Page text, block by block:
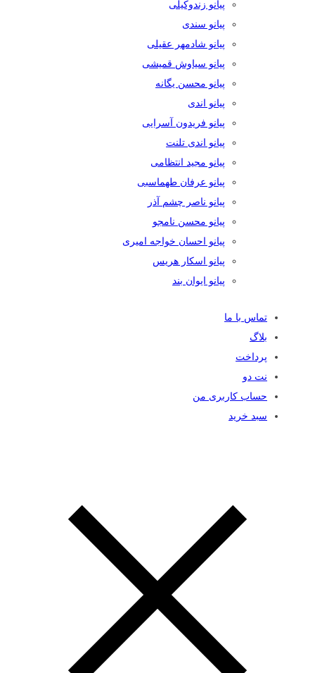
پیانو زندوکیلی
پیانو سندی
پیانو شادمهر عقیلی
پیانو سیاوش قمیشی
پیانو محسن یگانه
پیانو اندی
پیانو فریدون آسرایی
پیانو اندی تلنت
پیانو مجید انتظامی
پیانو عرفان طهماسبی
پیانو ناصر چشم آذر
پیانو محسن نامجو
پیانو احسان خواجه امیری
پیانو اسکار هریس
پیانو ایوان بند
تماس با ما
بلاگ
پرداخت
نت دو
حساب کاربری من
سبد خرید